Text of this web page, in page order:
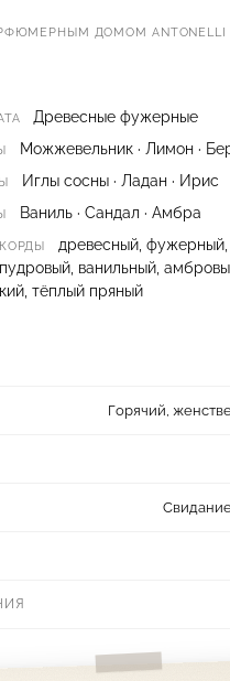
ДОМОМ ANTONELLI
Древесные фужерные
Можжевельник · Лимон ·
Иглы сосны · Ладан · Ирис
Ваниль · Сандал · Амбра
древесный,
ванильный,
тёплый пряный
Горячий,